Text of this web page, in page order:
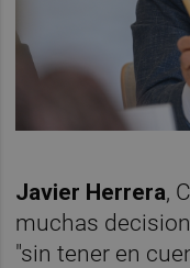
Javier Herrera,
muchas
"sin tener en